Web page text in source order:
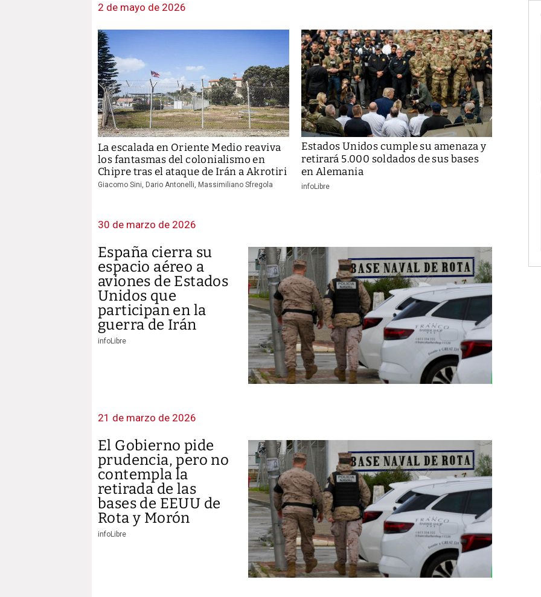
2 de mayo de 2026
La escalada en Oriente Medio reaviva
los fantasmas del colonialismo en
Chipre tras el ataque de Irán a Akrotiri
Giacomo Sini, Dario Antonelli, Massimiliano Sfregola
Estados Unidos cumple su amenaza y
retirará 5.000 soldados de sus bases
en Alemania
infoLibre
30 de marzo de 2026
España cierra su
espacio aéreo a
aviones de Estados
Unidos que
participan en la
guerra de Irán
infoLibre
21 de marzo de 2026
El Gobierno pide
prudencia, pero no
contempla la
retirada de las
bases de EEUU de
Rota y Morón
infoLibre